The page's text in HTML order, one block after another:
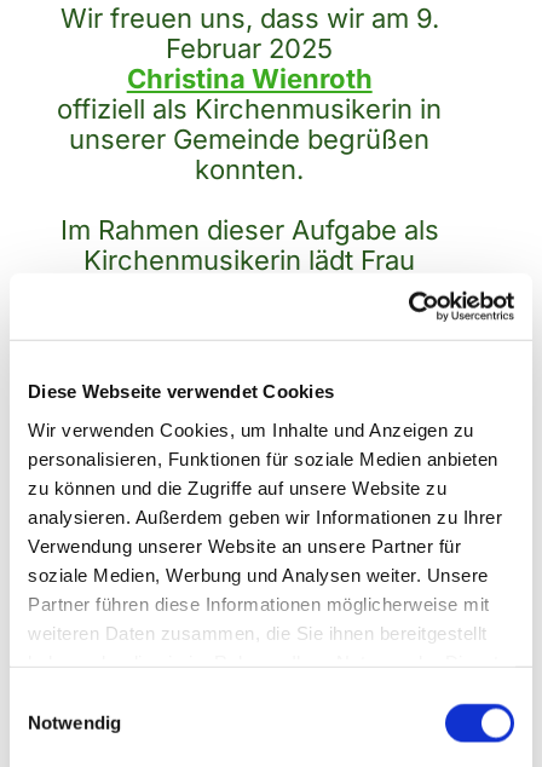
Diese Webseite verwendet Cookies
Wir verwenden Cookies, um Inhalte und Anzeigen zu
personalisieren, Funktionen für soziale Medien anbieten
zu können und die Zugriffe auf unsere Website zu
analysieren. Außerdem geben wir Informationen zu Ihrer
Verwendung unserer Website an unsere Partner für
soziale Medien, Werbung und Analysen weiter. Unsere
Partner führen diese Informationen möglicherweise mit
weiteren Daten zusammen, die Sie ihnen bereitgestellt
Notwendig
Wir freuen uns, dass wir am 9.
Februar 2025
Christina Wienroth
offiziell als Kirchenmusikerin in
unserer Gemeinde begrüßen
konnten.
Im Rahmen dieser Aufgabe als
Kirchenmusikerin lädt Frau
Wienroth nun regelmäßig zu
Klang-Wort-Gottesdiensten ein
und bietet verschiedene
musikalische Projekte an.
Klang-Wort-Gottesdienst
Ein Klang-Wort-Gottesdienst verbindet
Klang und Wort miteinander. Text und
Musik bilden eine Einheit, so dass diese